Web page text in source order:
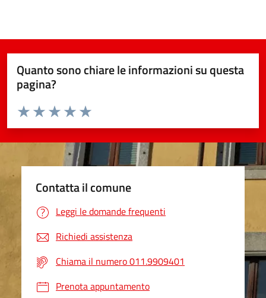
Quanto sono chiare le informazioni su questa
pagina?
Valuta da 1 a 5 stelle la pagina
Valuta 5 stelle su 5
Valuta 4 stelle su 5
Valuta 3 stelle su 5
Valuta 2 stelle su 5
Valuta 1 stelle su 5
Contatta il comune
Leggi le domande frequenti
Richiedi assistenza
Chiama il numero 011.9909401
Prenota appuntamento